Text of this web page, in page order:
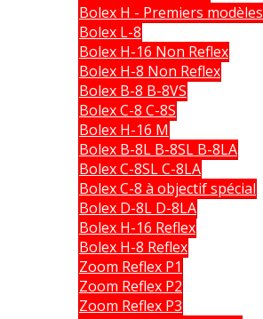
Bolex H - Premiers modèles
Bolex L-8
Bolex H-16 Non Reflex
Bolex H-8 Non Reflex
Bolex B-8 B-8VS
Bolex C-8 C-8S
Bolex H-16 M
Bolex B-8L B-8SL B-8LA
Bolex C-8SL C-8LA
Bolex C-8 à objectif spécial
Bolex D-8L D-8LA
Bolex H-16 Reflex
Bolex H-8 Reflex
Zoom Reflex P1
Zoom Reflex P2
Zoom Reflex P3